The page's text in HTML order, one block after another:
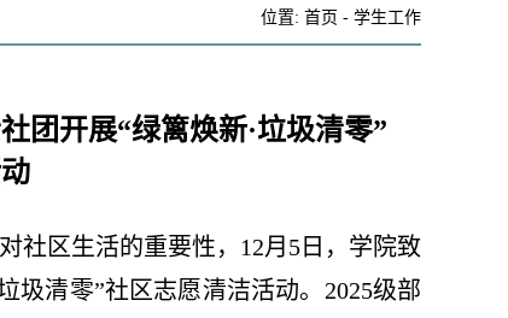
位置: 首页 - 学生工作
团开展“绿篱焕新·垃圾清零”
社区生活的重要性，12月5日，学院致
圾清零”社区志愿清洁活动。2025级部